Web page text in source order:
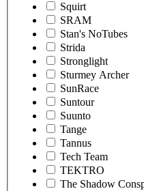
Squirt
SRAM
Stan's NoTubes
Strida
Stronglight
Sturmey Archer
SunRace
Suntour
Suunto
Tange
Tannus
Tech Team
TEKTRO
The Shadow